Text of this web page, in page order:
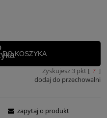
DO KOSZYKA
Zyskujesz 3pkt [ ? ]
dodaj do przechowalni
zapytaj o produkt